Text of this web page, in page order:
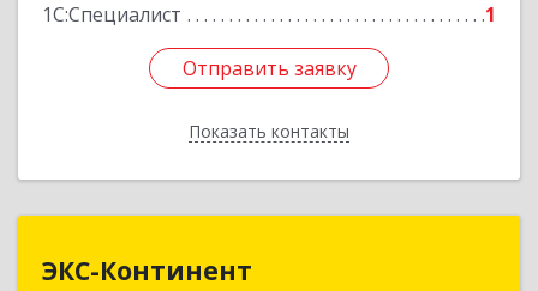
1С:Специалист
1
Отправить заявку
Показать контакты
Отправить заявку
Назад
ЭКС-Континент